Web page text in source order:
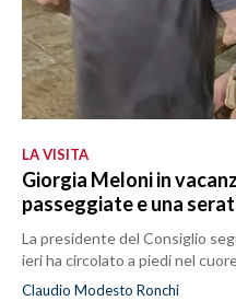
LA VISITA
Giorgia Meloni in
passeggiate e una
La presidente del Consiglio
ieri ha circolato a piedi nel
Claudio Modesto Ronchi